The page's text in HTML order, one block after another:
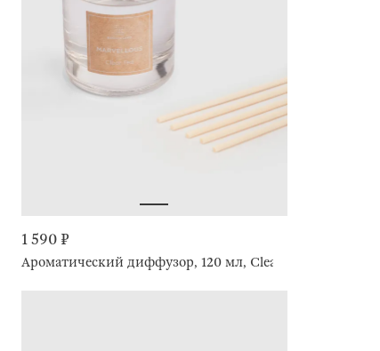
1 590 ₽
Ароматический диффузор, 120 мл, Clear Tea, Marvellous